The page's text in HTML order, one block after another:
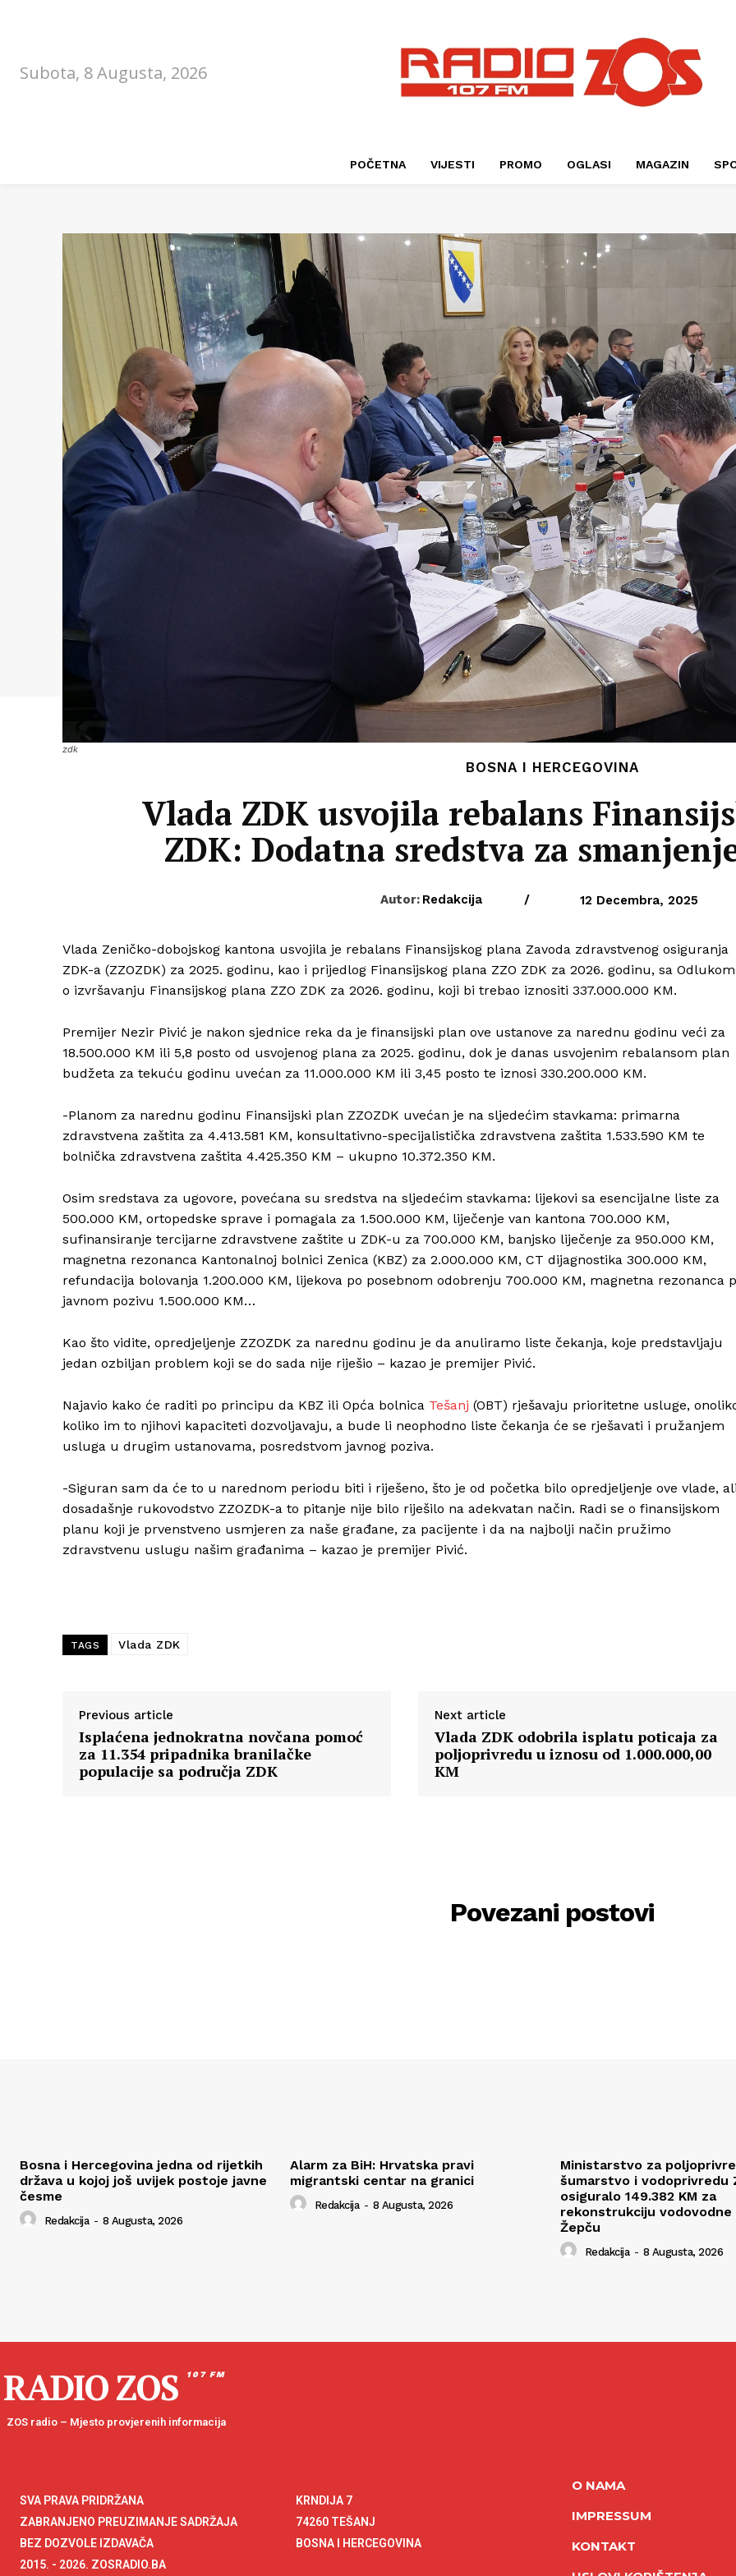
Subota, 8 Augusta, 2026
POČETNA VIJESTI PROMO OGLASI MAGAZIN
zdk
BOSNA I HERCEGOVINA
Vlada ZDK usvojila rebalans
ZDK: Dodatna sredstva za
Autor: Redakcija / 12 Decembra, 2025
Vlada Zeničko-dobojskog kantona usvojila je rebalans Finansijskog plana Zavoda zdravstvenog osiguranja
ZDK-a (ZZOZDK) za 2025. godinu, kao i prijedlog Finansijskog plana ZZO ZDK za 2026. godinu, sa Odlukom
o izvršavanju Finansijskog plana ZZO ZDK za 2026. godinu, koji bi trebao iznositi 337.000.000 KM.
Premijer Nezir Pivić je nakon sjednice reka da je finansijski plan ove ustanove za narednu godinu veći za
18.500.000 KM ili 5,8 posto od usvojenog plana za 2025. godinu, dok je danas usvojenim rebalansom plan
budžeta za tekuću godinu uvećan za 11.000.000 KM ili 3,45 posto te iznosi 330.200.000 KM.
-Planom za narednu godinu Finansijski plan ZZOZDK uvećan je na sljedećim stavkama: primarna
zdravstvena zaštita za 4.413.581 KM, konsultativno-specijalistička zdravstvena zaštita 1.533.590 KM te
bolnička zdravstvena zaštita 4.425.350 KM – ukupno 10.372.350 KM.
Osim sredstava za ugovore, povećana su sredstva na sljedećim stavkama: lijekovi sa esencijalne liste za
500.000 KM, ortopedske sprave i pomagala za 1.500.000 KM, liječenje van kantona 700.000 KM,
sufinansiranje tercijarne zdravstvene zaštite u ZDK-u za 700.000 KM, banjsko liječenje za 950.000 KM,
magnetna rezonanca Kantonalnoj bolnici Zenica (KBZ) za 2.000.000 KM, CT dijagnostika 300.000 KM,
refundacija bolovanja 1.200.000 KM, lijekova po posebnom odobrenju 700.000 KM, magnetna rezonanca
javnom pozivu 1.500.000 KM…
Kao što vidite, opredjeljenje ZZOZDK za narednu godinu je da anuliramo liste čekanja, koje predstavljaju
jedan ozbiljan problem koji se do sada nije riješio – kazao je premijer Pivić.
Najavio kako će raditi po principu da KBZ ili Opća bolnica Tešanj (OBT) rješavaju prioritetne usluge,
koliko im to njihovi kapaciteti dozvoljavaju, a bude li neophodno liste čekanja će se rješavati i pružanjem
usluga u drugim ustanovama, posredstvom javnog poziva.
-Siguran sam da će to u narednom periodu biti i riješeno, što je od početka bilo opredjeljenje ove vlade,
dosadašnje rukovodstvo ZZOZDK-a to pitanje nije bilo riješilo na adekvatan način. Radi se o finansijskom
planu koji je prvenstveno usmjeren za naše građane, za pacijente i da na najbolji način pružimo
zdravstvenu uslugu našim građanima – kazao je premijer Pivić.
TAGS Vlada ZDK
Previous article
Isplaćena jednokratna novčana pomoć
za 11.354 pripadnika branilačke
populacije sa područja ZDK
Next article
Vlada ZDK odobrila isplatu poticaja za
poljoprivredu u iznosu od 1.000.000,00
KM
Povezani postovi
Bosna i Hercegovina jedna od rijetkih
država u kojoj još uvijek postoje javne
česme
Redakcija - 8 Augusta, 2026
Alarm za BiH: Hrvatska pravi
migrantski centar na granici
Redakcija - 8 Augusta, 2026
Ministarstvo za
šumarstvo i vodoprivredu
osiguralo 149.382 KM za
rekonstrukciju vodovodne
Žepču
Redakcija - 8 Augusta, 2026
RADIO ZOS 107 FM
ZOS radio – Mjesto provjerenih informacija
SVA PRAVA PRIDRŽANA
ZABRANJENO PREUZIMANJE SADRŽAJA
BEZ DOZVOLE IZDAVAČA
2015. - 2026. ZOSRADIO.BA
KRNDIJA 7
74260 TEŠANJ
BOSNA I HERCEGOVINA
O NAMA
IMPRESSUM
KONTAKT